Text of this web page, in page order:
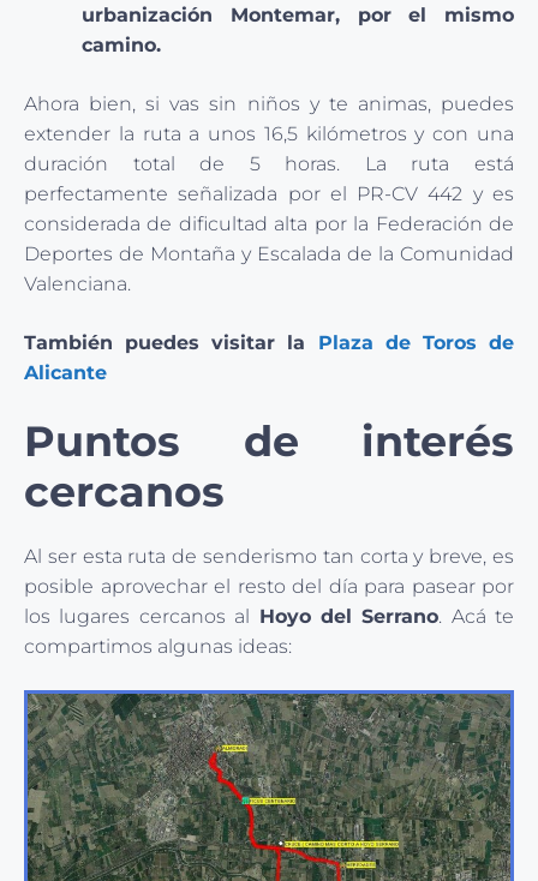
urbanización Montemar, por el mismo
camino.
Ahora bien, si vas sin niños y te animas, puedes
extender la ruta a unos 16,5 kilómetros y con una
duración total de 5 horas. La ruta está
perfectamente señalizada por el PR-CV 442 y es
considerada de dificultad alta por la Federación de
Deportes de Montaña y Escalada de la Comunidad
Valenciana.
También puedes visitar la Plaza de Toros de
Alicante
Puntos de interés
cercanos
Al ser esta ruta de senderismo tan corta y breve, es
posible aprovechar el resto del día para pasear por
los lugares cercanos al Hoyo del Serrano. Acá te
compartimos algunas ideas: